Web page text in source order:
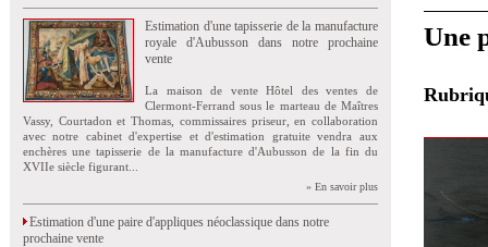
Estimation d'une tapisserie de la manufacture
royale d'Aubusson dans notre prochaine
vente
La maison de vente Hôtel des ventes de
Clermont-Ferrand sous le marteau de Maîtres
Vassy, Courtadon et Thomas, commissaires priseur, en collaboration
avec notre cabinet d'expertise et d'estimation gratuite vendra aux
enchères une tapisserie de la manufacture d'Aubusson de la fin du
XVIIe siècle figurant...
» En savoir plus
Estimation d'une paire d'appliques néoclassique dans notre
prochaine vente
Une